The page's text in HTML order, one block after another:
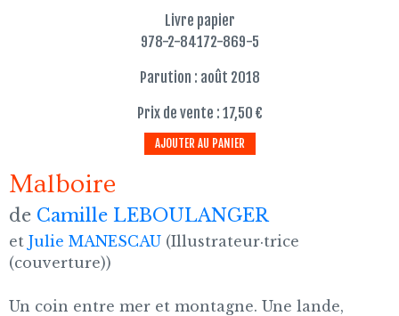
Livre papier
978-2-84172-869-5
Parution : août 2018
Prix de vente : 17,50 €
AJOUTER AU PANIER
Malboire
de Camille LEBOULANGER
et Julie MANESCAU (Illustrateur·trice
(couverture))
Un coin entre mer et montagne. Une lande,